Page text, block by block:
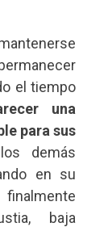
el tiempo
una
para sus
demás
en su
baja